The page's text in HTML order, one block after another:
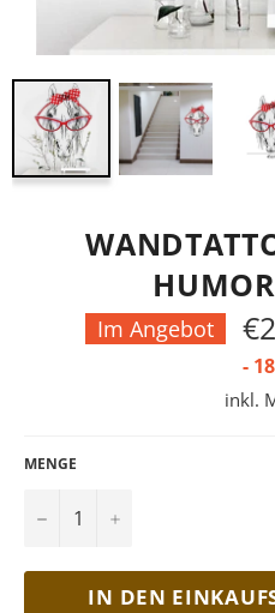
Im Angebot
- 18
inkl.
MENGE
− +
IN DEN